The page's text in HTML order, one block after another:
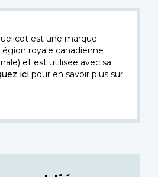
est une marque
royale canadienne
et est utilisée avec sa
icipour en savoir plus sur